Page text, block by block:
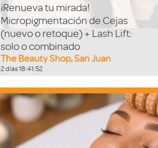
¡Renueva tu mirada!
Micropigmentación de Cejas
(nuevo o retoque) + Lash Lift:
solo o combinado
The Beauty Shop, San Juan
2días18:41:51